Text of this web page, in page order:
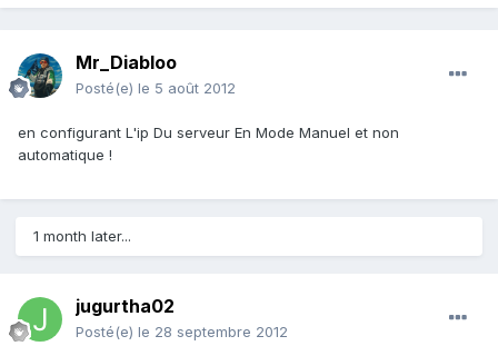
Mr_Diabloo
Posté(e) le 5 août 2012
en configurant L'ip Du serveur En Mode Manuel et non
automatique !
1 month later...
jugurtha02
Posté(e) le 28 septembre 2012